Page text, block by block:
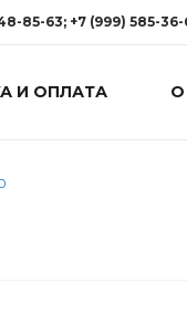
85-63; +7 (999) 585-36-
63; +7 (999) 585-36-65
И ОПЛАТА